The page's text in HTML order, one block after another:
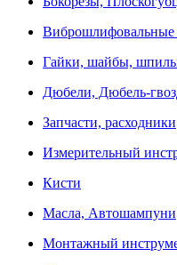
Гайки, шайбы,
Дюбели, Дюбель-
Запчасти, расходники
Измерительный
Кисти
Масла, Автошампуни
Монтажный